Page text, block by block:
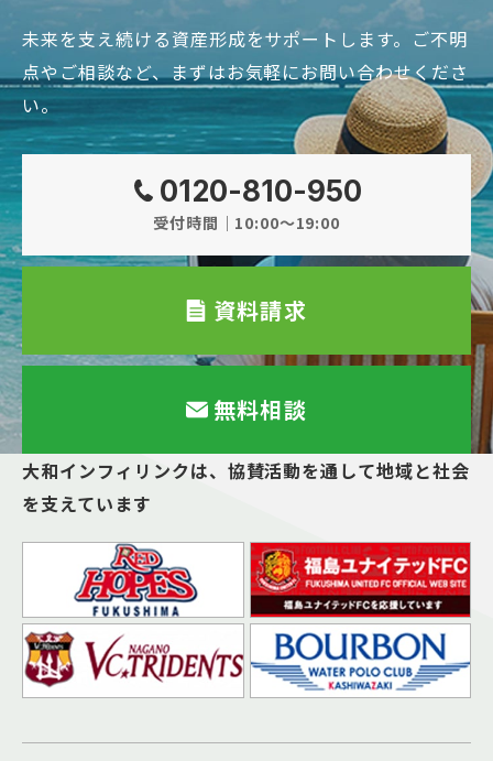
未来を支え続ける資産形成をサポートします。 ご不明
点やご相談など、まずはお気軽にお問い合わせくださ
い。
0120-810-950
受付時間｜10:00～19:00
資料請求
無料相談
大和インフィリンクは、 協賛活動を通して地域と社会
を支えています